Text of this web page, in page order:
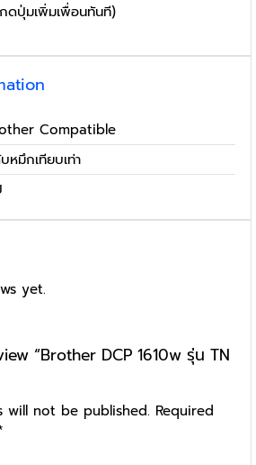
ดปุ่มเพิ่มเพื่อนทันที)
Compatible
หมึกเทียบเท่า
yet.
“Brother DCP 1610w รุ่น TN
will not be published. Required